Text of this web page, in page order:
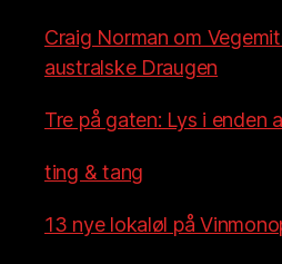
Craig Norman om
australske Draugen
Tre på gaten: Lys i enden
ting & tang
13 nye lokaløl på